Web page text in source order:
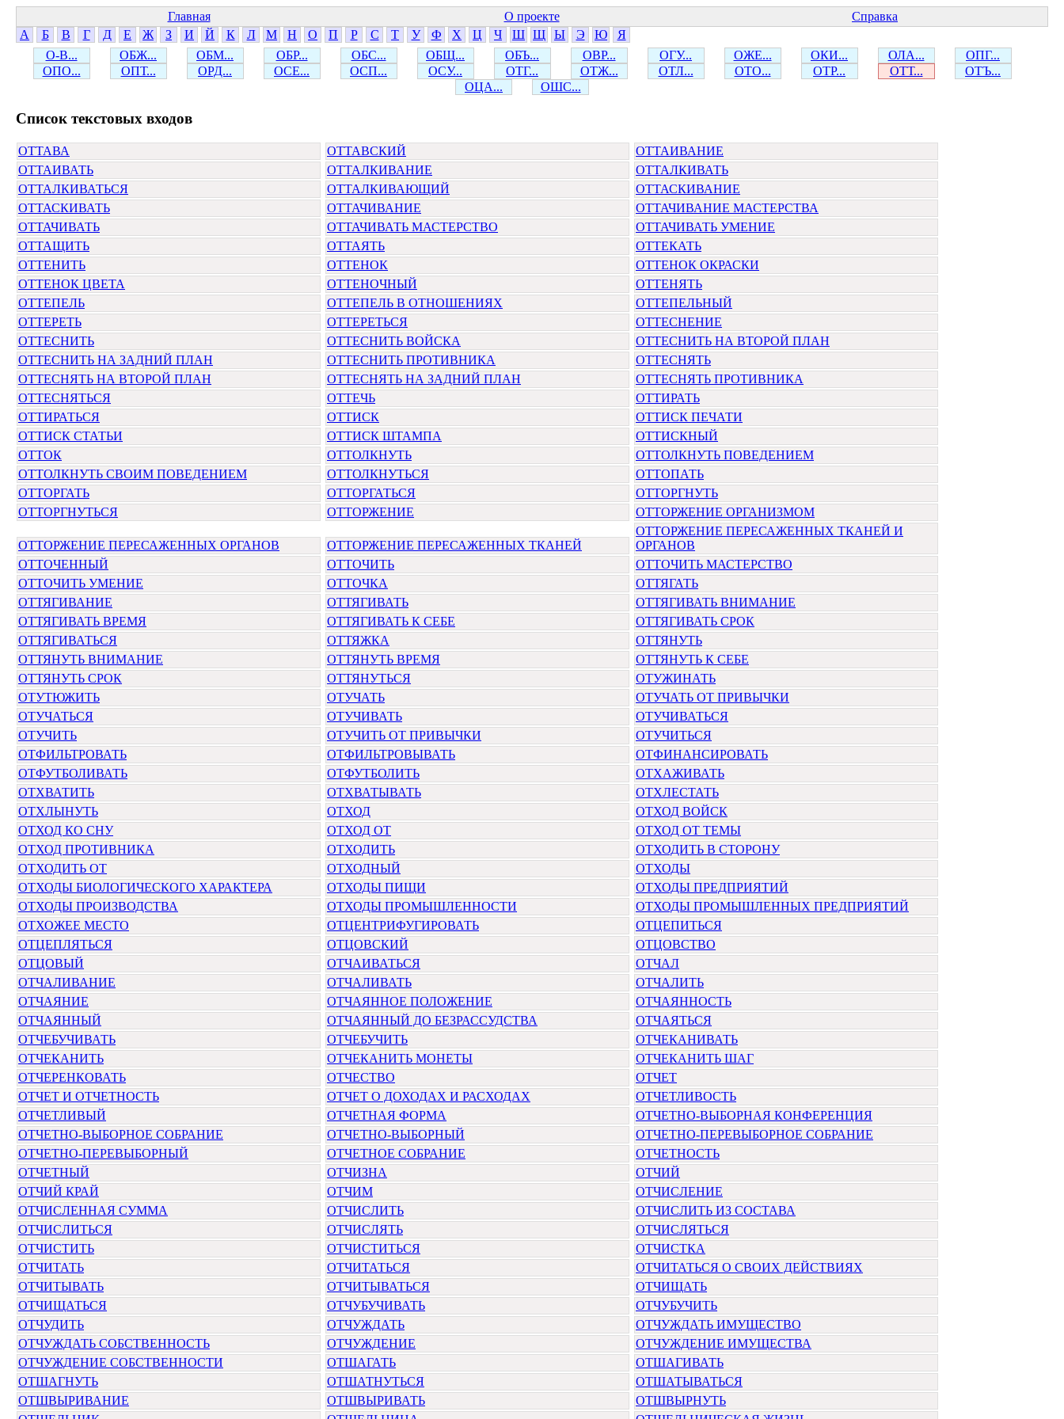
Главная О проекте
Справка
А
Б В Г Д Е Ж З И Й К Л М Н О П Р С Т У Ф Х Ц Ч Ш Щ Ы Э Ю
Я
О-В...
ОБЖ... ОБМ... ОБР... ОБС... ОБЩ... ОБЪ... ОВР... ОГУ... ОЖЕ... ОКИ... ОЛА...
ОПГ...
ОПО...
ОПТ... ОРД... ОСЕ... ОСП... ОСУ... ОТГ... ОТЖ... ОТЛ... ОТО... ОТР... ОТТ...
ОТЪ...
ОЦА...
ОШС...
Cписок текстовых входов
ОТТАВА ОТТАВСКИЙ
ОТТАИВАНИЕ
ОТТАИВАТЬ
ОТТАЛКИВАНИЕ
ОТТАЛКИВАТЬ
ОТТАЛКИВАТЬСЯ
ОТТАЛКИВАЮЩИЙ
ОТТАСКИВАНИЕ
ОТТАСКИВАТЬ
ОТТАЧИВАНИЕ
ОТТАЧИВАНИЕ МАСТЕРСТВА
ОТТАЧИВАТЬ
ОТТАЧИВАТЬ МАСТЕРСТВО
ОТТАЧИВАТЬ УМЕНИЕ
ОТТАЩИТЬ
ОТТАЯТЬ
ОТТЕКАТЬ
ОТТЕНИТЬ
ОТТЕНОК
ОТТЕНОК ОКРАСКИ
ОТТЕНОК ЦВЕТА
ОТТЕНОЧНЫЙ
ОТТЕНЯТЬ
ОТТЕПЕЛЬ
ОТТЕПЕЛЬ В ОТНОШЕНИЯХ
ОТТЕПЕЛЬНЫЙ
ОТТЕРЕТЬ
ОТТЕРЕТЬСЯ
ОТТЕСНЕНИЕ
ОТТЕСНИТЬ
ОТТЕСНИТЬ ВОЙСКА
ОТТЕСНИТЬ НА ВТОРОЙ ПЛАН
ОТТЕСНИТЬ НА ЗАДНИЙ ПЛАН
ОТТЕСНИТЬ ПРОТИВНИКА
ОТТЕСНЯТЬ
ОТТЕСНЯТЬ НА ВТОРОЙ ПЛАН
ОТТЕСНЯТЬ НА ЗАДНИЙ ПЛАН
ОТТЕСНЯТЬ ПРОТИВНИКА
ОТТЕСНЯТЬСЯ
ОТТЕЧЬ
ОТТИРАТЬ
ОТТИРАТЬСЯ
ОТТИСК
ОТТИСК ПЕЧАТИ
ОТТИСК СТАТЬИ
ОТТИСК ШТАМПА
ОТТИСКНЫЙ
ОТТОК
ОТТОЛКНУТЬ
ОТТОЛКНУТЬ ПОВЕДЕНИЕМ
ОТТОЛКНУТЬ СВОИМ ПОВЕДЕНИЕМ
ОТТОЛКНУТЬСЯ
ОТТОПАТЬ
ОТТОРГАТЬ
ОТТОРГАТЬСЯ
ОТТОРГНУТЬ
ОТТОРГНУТЬСЯ
ОТТОРЖЕНИЕ ОТТОРЖЕНИЕ ОРГАНИЗМОМ
ОТТОРЖЕНИЕ ПЕРЕСАЖЕННЫХ ОРГАНОВ ОТТОРЖЕНИЕ ПЕРЕСАЖЕННЫХ ТКАНЕЙ
ОТТОРЖЕНИЕ ПЕРЕСАЖЕННЫХ ТКАНЕЙ И
ОРГАНОВ
ОТТОЧЕННЫЙ
ОТТОЧИТЬ
ОТТОЧИТЬ МАСТЕРСТВО
ОТТОЧИТЬ УМЕНИЕ
ОТТОЧКА
ОТТЯГАТЬ
ОТТЯГИВАНИЕ
ОТТЯГИВАТЬ
ОТТЯГИВАТЬ ВНИМАНИЕ
ОТТЯГИВАТЬ ВРЕМЯ
ОТТЯГИВАТЬ К СЕБЕ
ОТТЯГИВАТЬ СРОК
ОТТЯГИВАТЬСЯ
ОТТЯЖКА
ОТТЯНУТЬ
ОТТЯНУТЬ ВНИМАНИЕ
ОТТЯНУТЬ ВРЕМЯ
ОТТЯНУТЬ К СЕБЕ
ОТТЯНУТЬ СРОК
ОТТЯНУТЬСЯ
ОТУЖИНАТЬ
ОТУТЮЖИТЬ
ОТУЧАТЬ
ОТУЧАТЬ ОТ ПРИВЫЧКИ
ОТУЧАТЬСЯ
ОТУЧИВАТЬ
ОТУЧИВАТЬСЯ
ОТУЧИТЬ
ОТУЧИТЬ ОТ ПРИВЫЧКИ
ОТУЧИТЬСЯ
ОТФИЛЬТРОВАТЬ
ОТФИЛЬТРОВЫВАТЬ
ОТФИНАНСИРОВАТЬ
ОТФУТБОЛИВАТЬ
ОТФУТБОЛИТЬ
ОТХАЖИВАТЬ
ОТХВАТИТЬ
ОТХВАТЫВАТЬ
ОТХЛЕСТАТЬ
ОТХЛЫНУТЬ
ОТХОД
ОТХОД ВОЙСК
ОТХОД КО СНУ
ОТХОД ОТ
ОТХОД ОТ ТЕМЫ
ОТХОД ПРОТИВНИКА
ОТХОДИТЬ
ОТХОДИТЬ В СТОРОНУ
ОТХОДИТЬ ОТ
ОТХОДНЫЙ
ОТХОДЫ
ОТХОДЫ БИОЛОГИЧЕСКОГО ХАРАКТЕРА
ОТХОДЫ ПИЩИ
ОТХОДЫ ПРЕДПРИЯТИЙ
ОТХОДЫ ПРОИЗВОДСТВА
ОТХОДЫ ПРОМЫШЛЕННОСТИ
ОТХОДЫ ПРОМЫШЛЕННЫХ ПРЕДПРИЯТИЙ
ОТХОЖЕЕ МЕСТО
ОТЦЕНТРИФУГИРОВАТЬ
ОТЦЕПИТЬСЯ
ОТЦЕПЛЯТЬСЯ
ОТЦОВСКИЙ
ОТЦОВСТВО
ОТЦОВЫЙ
ОТЧАИВАТЬСЯ
ОТЧАЛ
ОТЧАЛИВАНИЕ
ОТЧАЛИВАТЬ
ОТЧАЛИТЬ
ОТЧАЯНИЕ
ОТЧАЯННОЕ ПОЛОЖЕНИЕ
ОТЧАЯННОСТЬ
ОТЧАЯННЫЙ
ОТЧАЯННЫЙ ДО БЕЗРАССУДСТВА
ОТЧАЯТЬСЯ
ОТЧЕБУЧИВАТЬ
ОТЧЕБУЧИТЬ
ОТЧЕКАНИВАТЬ
ОТЧЕКАНИТЬ
ОТЧЕКАНИТЬ МОНЕТЫ
ОТЧЕКАНИТЬ ШАГ
ОТЧЕРЕНКОВАТЬ
ОТЧЕСТВО
ОТЧЕТ
ОТЧЕТ И ОТЧЕТНОСТЬ
ОТЧЕТ О ДОХОДАХ И РАСХОДАХ
ОТЧЕТЛИВОСТЬ
ОТЧЕТЛИВЫЙ
ОТЧЕТНАЯ ФОРМА
ОТЧЕТНО-ВЫБОРНАЯ КОНФЕРЕНЦИЯ
ОТЧЕТНО-ВЫБОРНОЕ СОБРАНИЕ
ОТЧЕТНО-ВЫБОРНЫЙ
ОТЧЕТНО-ПЕРЕВЫБОРНОЕ СОБРАНИЕ
ОТЧЕТНО-ПЕРЕВЫБОРНЫЙ
ОТЧЕТНОЕ СОБРАНИЕ
ОТЧЕТНОСТЬ
ОТЧЕТНЫЙ
ОТЧИЗНА
ОТЧИЙ
ОТЧИЙ КРАЙ
ОТЧИМ
ОТЧИСЛЕНИЕ
ОТЧИСЛЕННАЯ СУММА
ОТЧИСЛИТЬ
ОТЧИСЛИТЬ ИЗ СОСТАВА
ОТЧИСЛИТЬСЯ
ОТЧИСЛЯТЬ
ОТЧИСЛЯТЬСЯ
ОТЧИСТИТЬ
ОТЧИСТИТЬСЯ
ОТЧИСТКА
ОТЧИТАТЬ
ОТЧИТАТЬСЯ
ОТЧИТАТЬСЯ О СВОИХ ДЕЙСТВИЯХ
ОТЧИТЫВАТЬ
ОТЧИТЫВАТЬСЯ
ОТЧИЩАТЬ
ОТЧИЩАТЬСЯ
ОТЧУБУЧИВАТЬ
ОТЧУБУЧИТЬ
ОТЧУДИТЬ
ОТЧУЖДАТЬ
ОТЧУЖДАТЬ ИМУЩЕСТВО
ОТЧУЖДАТЬ СОБСТВЕННОСТЬ
ОТЧУЖДЕНИЕ
ОТЧУЖДЕНИЕ ИМУЩЕСТВА
ОТЧУЖДЕНИЕ СОБСТВЕННОСТИ
ОТШАГАТЬ
ОТШАГИВАТЬ
ОТШАГНУТЬ
ОТШАТНУТЬСЯ
ОТШАТЫВАТЬСЯ
ОТШВЫРИВАНИЕ
ОТШВЫРИВАТЬ
ОТШВЫРНУТЬ